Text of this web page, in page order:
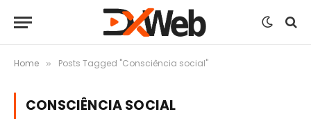
Home » Posts Tagged "Consciência social"
CONSCIÊNCIA SOCIAL